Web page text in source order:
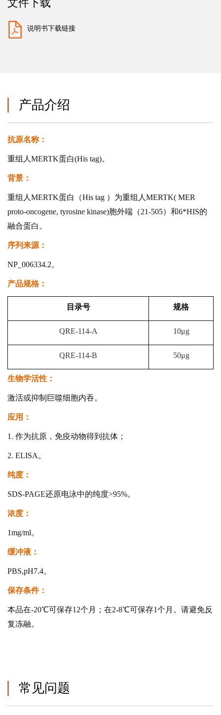
文件下载
说明书下载链接
产品介绍
抗原名称：
重组人MERTK蛋白(His tag)。
背景：
重组人MERTK蛋白（His tag ）为重组人MERTK( MER
proto-oncogene, tyrosine kinase)胞外端（21-505）和6*HIS的
融合蛋白。
序列来源：
NP_006334.2。
产品规格：
目录号 规格
QRE-114-A 10μg
QRE-114-B 50μg
生物学活性：
激活或抑制巨噬细胞内吞。
应用：
1. 作为抗原，免疫动物得到抗体；
2. ELISA。
纯度：
SDS-PAGE还原电泳中的纯度>95%。
浓度：
1mg/ml。
缓冲液：
PBS,pH7.4。
保存条件：
本品在-20℃可保存12个月；在2-8℃可保存1个月。请避免反
复冻融。
常见问题